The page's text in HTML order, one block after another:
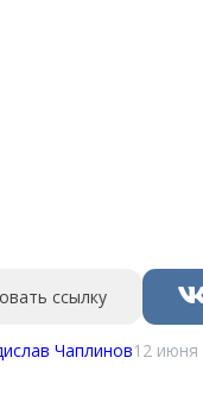
ссылку
Чаплинов12 июня